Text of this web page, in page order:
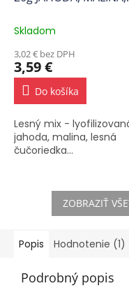
Skladom
3,02 € bez DPH
3,59 €
Do košíka
Lesný mix -
jahoda, malina, lesná
čučoriedka...
ZOBRAZIŤ
Popis Hodnotenie (1)
Podrobný popis